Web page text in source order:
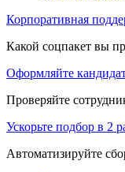
Корпоративная
Какой соцпакет вы
Оформляйте
Проверяйте
Ускорьте подбор в 2
Автоматизируйте